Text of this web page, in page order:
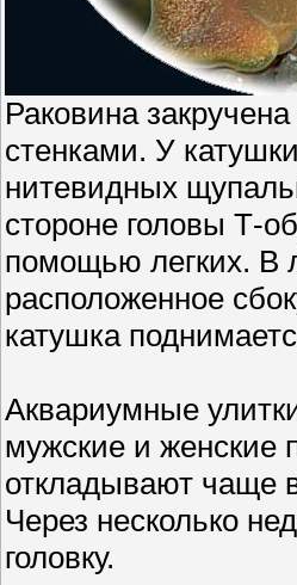
Раковина
стенками. У
нитевидных
стороне головы Т-
помощью легких. В
расположенное
катушка
Аквариумные
мужские и женские
откладывают чаще
Через несколько
головку.